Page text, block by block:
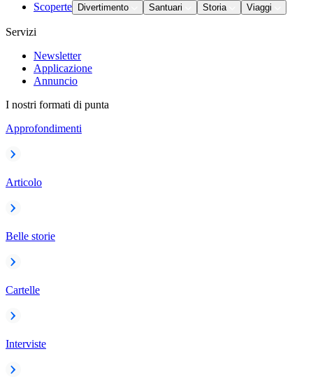
Scoperte Divertimento Santuari Storia Viaggi
Servizi
Newsletter
Applicazione
Annuncio
I nostri formati di punta
Approfondimenti
Articolo
Belle storie
Cartelle
Interviste